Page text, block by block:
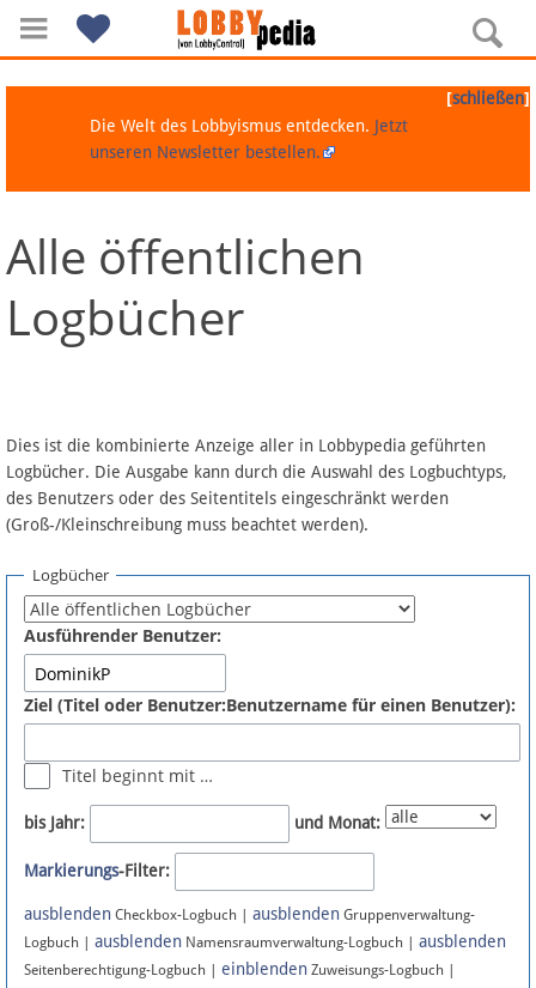
Navigation
Über Lobbypedia
Artikel nach Kategorien
FAQ
Fördermitglied werden
Fehler melden
Newsletter
Bluesky
Facebook
Instagram
[schließen]
Die Welt des Lobbyismus entdecken. Jetzt
unseren Newsletter bestellen.
Alle öffentlichen
Logbücher
Dies ist die kombinierte Anzeige aller in Lobbypedia geführten
Logbücher. Die Ausgabe kann durch die Auswahl des Logbuchtyps,
des Benutzers oder des Seitentitels eingeschränkt werden
(Groß-/Kleinschreibung muss beachtet werden).
Logbücher
Ausführender Benutzer:
Ziel (Titel oder Benutzer:Benutzername für einen Benutzer):
Titel beginnt mit …
bis Jahr: und Monat:
Markierungs-Filter:
ausblenden Checkbox-Logbuch | ausblenden Gruppenverwaltung-
Logbuch | ausblenden Namensraumverwaltung-Logbuch | ausblenden
Seitenberechtigung-Logbuch | einblenden Zuweisungs-Logbuch |